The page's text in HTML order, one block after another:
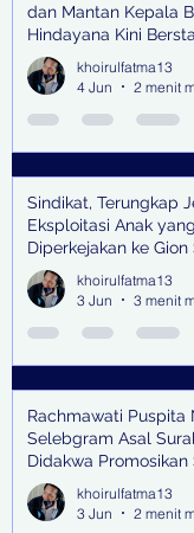
dan Mantan Kepala
Hindayana Kini
khoirulfatma13
4 Jun
2 menit
Sindikat, Terungkap
Eksploitasi Anak yang
Diperkejakan ke Gion
and Pub Surabaya,
khoirulfatma13
3 Jun
3 menit
Rachmawati Puspita
Selebgram Asal
Didakwa Promosikan
Raup Rp2 Juta dari
Endorse
khoirulfatma13
3 Jun
2 menit